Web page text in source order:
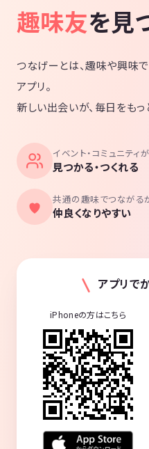
趣味友を見
つなげーとは、趣味や興味
アプリ。
新しい出会いが、毎日をもっ
イベント・コミュニティが
見つかる・つくれる
共通の趣味でつながる
仲良くなりやすい
アプリで
iPhoneの方はこちら